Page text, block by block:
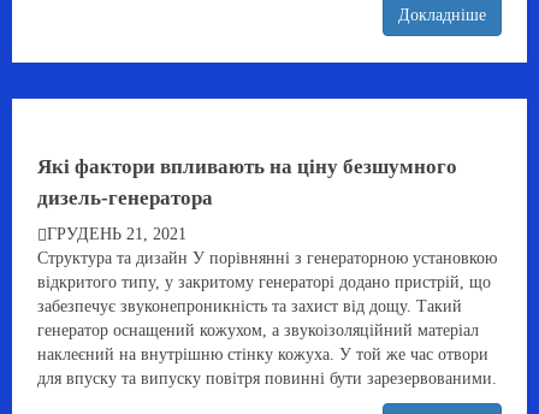
Докладніше
Які фактори впливають на ціну безшумного
дизель-генератора
ГРУДЕНЬ 21, 2021
Структура та дизайн У порівнянні з генераторною установкою
відкритого типу, у закритому генераторі додано пристрій, що
забезпечує звуконепроникність та захист від дощу. Такий
генератор оснащений кожухом, а звукоізоляційний матеріал
наклеєний на внутрішню стінку кожуха. У той же час отвори
для впуску та випуску повітря повинні бути зарезервованими.